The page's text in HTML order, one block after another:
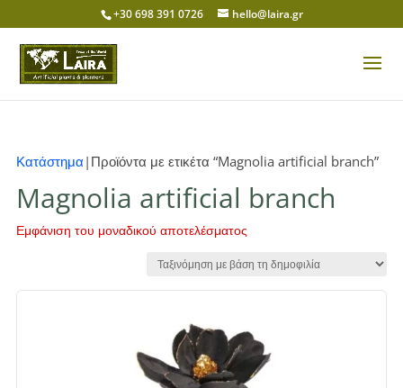
+30 698 391 0726 hello@laira.gr
Κατάστημα |Προϊόντα με ετικέτα “Magnolia artificial branch”
Magnolia artificial branch
Εμφάνιση του μοναδικού αποτελέσματος